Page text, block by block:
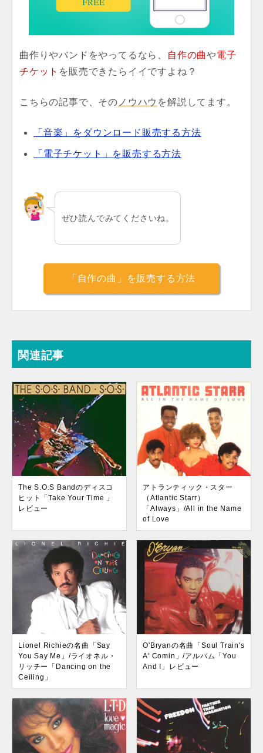
曲作りやバンドをやってるなら、 自作の曲や電子
チケット を販売できたらイイですよね？
こちらの記事で、その ノウハウ を解説してます。
「音楽」をダウンロード販売する方法
「電子チケット」を販売する方法
ぜひ読んでみてくださいね。
「自作の曲」を販売する方法
関連記事
The S.O.S Bandのディスコ
ヒット「Take Your Time 」
レビュー
アトランティック・スター
（Atlantic Starr）
「Always」/All in the Name
of Love
Lionel Richieの名曲「Say
You Say Me」/ライオネル・
リッチー「Dancing on the
Ceiling」
O'Bryanの名曲「Soul Train's
A' Comin」/アルバム「You
And I」レビュー